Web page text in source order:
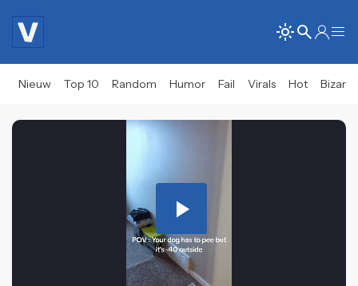
Nieuw Top 10 Random Humor Fail Virals Hot Bizar
Play
Video